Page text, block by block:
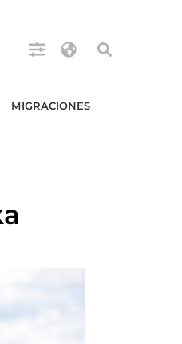
MIGRACIONES